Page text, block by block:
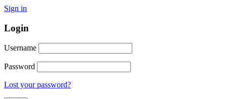
Sign in
Login
Username
Password
Lost your password?